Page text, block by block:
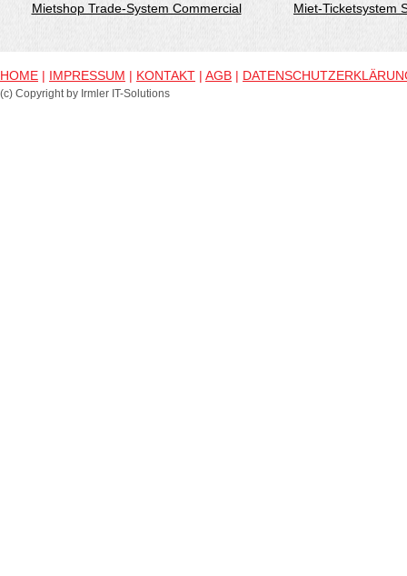
Mietshop Trade-System Commercial
Miet-Ticketsystem
HOME | IMPRESSUM | KONTAKT | AGB |
(c) Copyright by Irmler IT-Solutions